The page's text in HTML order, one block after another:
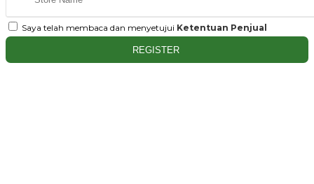
Saya telah membaca dan menyetujui Ketentuan Penjual
REGISTER